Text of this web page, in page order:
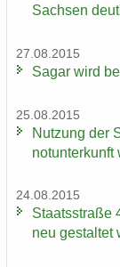
Sach­sen
27.08.2015
Sagar wird
25.08.2015
Nut­zung der
not­un­ter­kunft
24.08.2015
Staats­stra­ße
neu ge­stal­tet